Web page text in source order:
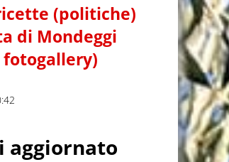
(politiche)
di Mondeggi
fotogallery)
aggiornato